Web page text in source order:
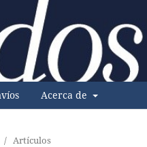
Acerca de
/ Artículos